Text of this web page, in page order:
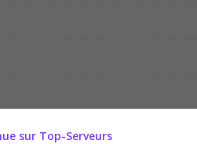
sur Top-Serveurs